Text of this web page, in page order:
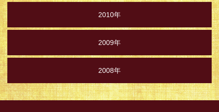
2010年
2009年
2008年